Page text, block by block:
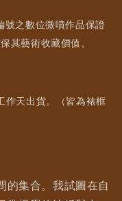
號之數位微噴作品保證
藝術收藏價值。
作天出貨。（皆為裱框
的集合。我試圖在自